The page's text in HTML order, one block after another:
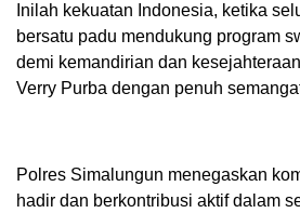
Inilah kekuatan Indonesia, ketika
bersatu padu mendukung program
demi kemandirian dan
Verry Purba dengan penuh
Polres Simalungun menegaskan
hadir dan berkontribusi aktif dalam